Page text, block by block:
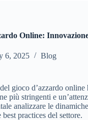
Online:
6, 2025 Blog
gioco d’azzardo
più stringenti e
analizzare le
practices del settore.